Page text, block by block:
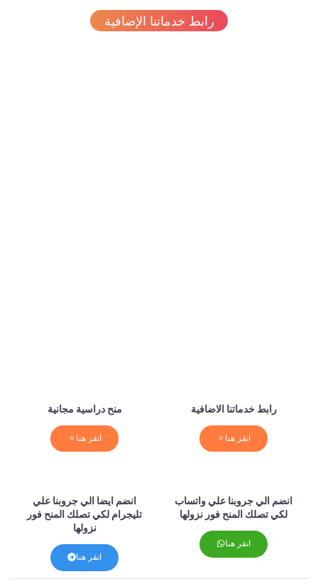
رابط خدماتنا الإضافية
رابط خدماتنا الاضافية
انقر هنا
منح دراسية مجانية
انقر هنا
انضم الي جروبنا علي واتساب
لكي تصلك المنح فور نزولها
انقر هنا
انضم ايضا الي جروبنا علي
تليجرام لكي تصلك المنح فور
نزولها
انقر هنا